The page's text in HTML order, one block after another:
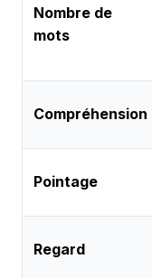
Nombre de
mots
Compréhension
Pointage
Regard